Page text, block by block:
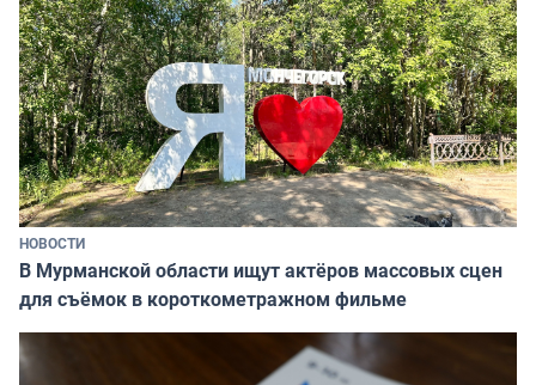
НОВОСТИ
В Мурманской области ищут актёров массовых сцен
для съёмок в короткометражном фильме